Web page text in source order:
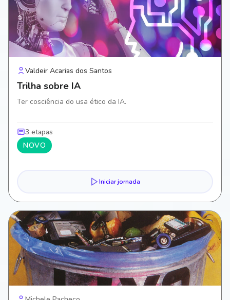
Valdeir Acarias dos Santos
Trilha sobre IA
Ter cosciência do usa ético da IA.
3 etapas
NOVO
Iniciar jornada